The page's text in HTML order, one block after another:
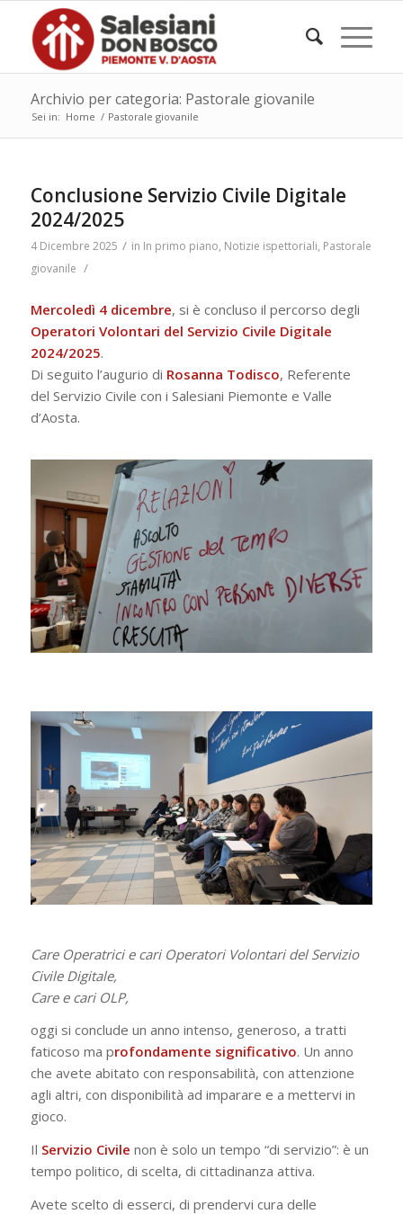
Archivio per categoria: Pastorale giovanile
Sei in: Home / Pastorale giovanile
Conclusione Servizio Civile Digitale
2024/2025
4 Dicembre 2025 / in In primo piano, Notizie ispettoriali, Pastorale
giovanile /
Mercoledì 4 dicembre, si è concluso il percorso degli
Operatori Volontari del Servizio Civile Digitale
2024/2025.
Di seguito l’augurio di Rosanna Todisco, Referente
del Servizio Civile con i Salesiani Piemonte e Valle
d’Aosta.
Care Operatrici e cari Operatori Volontari del Servizio
Civile Digitale,
Care e cari OLP,
oggi si conclude un anno intenso, generoso, a tratti
faticoso ma profondamente significativo. Un anno
che avete abitato con responsabilità, con attenzione
agli altri, con disponibilità ad imparare e a mettervi in
gioco.
Il Servizio Civile non è solo un tempo “di servizio”: è un
tempo politico, di scelta, di cittadinanza attiva.
Avete scelto di esserci, di prendervi cura delle